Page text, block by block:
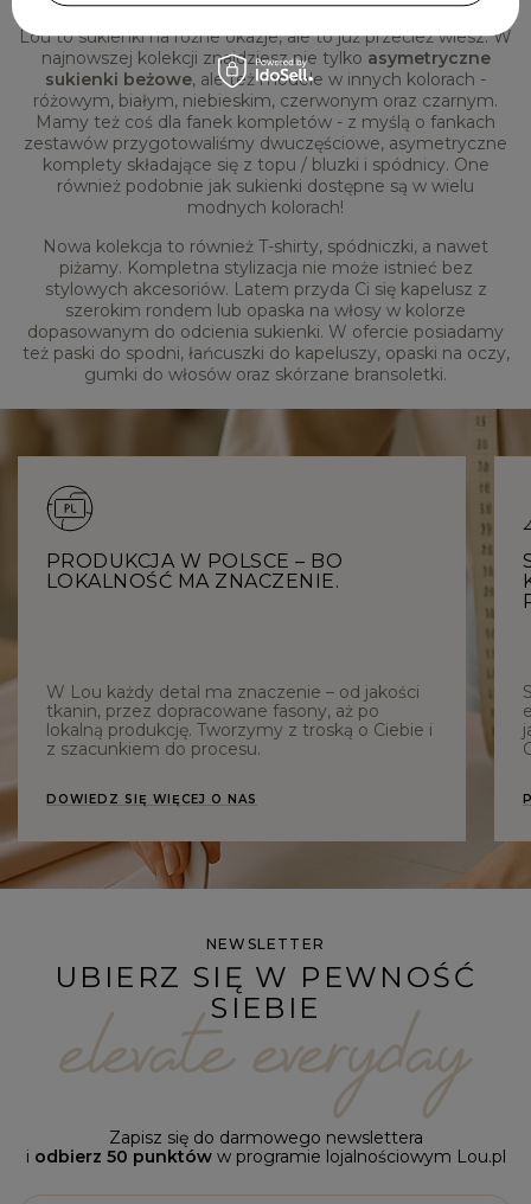
Lou to sukienki na różne okazje, ale to już przecież wiesz. W
najnowszej kolekcji znajdziesz nie tylko asymetryczne
sukienki beżowe, ale też modele w innych kolorach -
różowym, białym, niebieskim, czerwonym oraz czarnym.
Mamy też coś dla fanek kompletów - z myślą o fankach
zestawów przygotowaliśmy dwuczęściowe, asymetryczne
komplety składające się z topu / bluzki i spódnicy. One
również podobnie jak sukienki dostępne są w wielu
modnych kolorach!
Nowa kolekcja to również T-shirty, spódniczki, a nawet
piżamy. Kompletna stylizacja nie może istnieć bez
stylowych akcesoriów. Latem przyda Ci się kapelusz z
szerokim rondem lub opaska na włosy w kolorze
dopasowanym do odcienia sukienki. W ofercie posiadamy
też paski do spodni, łańcuszki do kapeluszy, opaski na oczy,
gumki do włosów oraz skórzane bransoletki.
PRODUKCJA W POLSCE – BO
LOKALNOŚĆ MA ZNACZENIE.
W Lou każdy detal ma znaczenie – od jakości
tkanin, przez dopracowane fasony, aż po
lokalną produkcję. Tworzymy z troską o Ciebie i
z szacunkiem do procesu.
DOWIEDZ SIĘ WIĘCEJ O NAS
NEWSLETTER
UBIERZ SIĘ W PEWNOŚĆ
SIEBIE
Zapisz się do darmowego newslettera
i odbierz 50 punktóww programie lojalnościowym Lou.pl